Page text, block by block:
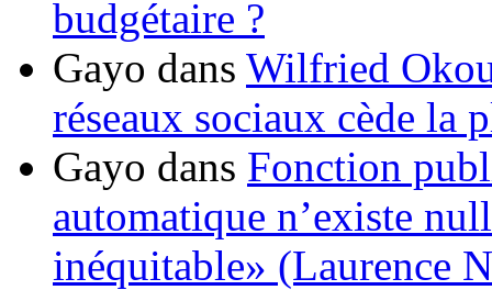
budgétaire ?
Gayo dans Wilfried
réseaux sociaux cède la
Gayo dans Fonction
automatique n’existe
inéquitable» (Laurence